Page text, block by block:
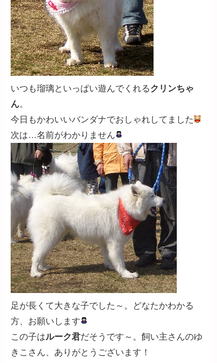
いつも瑠璃といっぱい遊んでくれるクリンちゃ
ん。
今日もかわいいバンダナでおしゃれしてました
次は…名前がわかりません
足が長くて大きな子でした～。どなたかわかる
方、お願いします
この子はルーク君だそうです～。飼い主さんのゆ
きこさん、ありがとうございます！